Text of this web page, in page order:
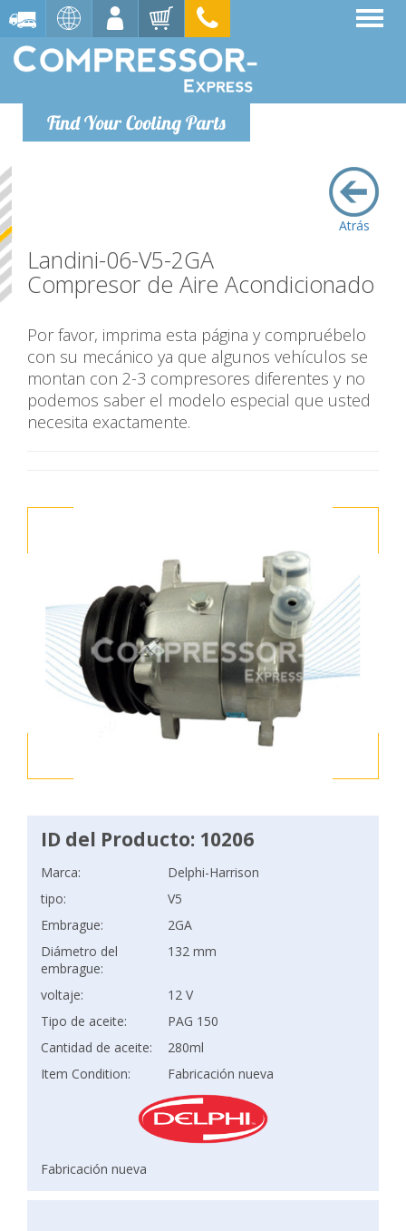
Find Your Cooling Parts
Atrás
Landini-06-V5-2GA
Compresor de Aire Acondicionado
Por favor, imprima esta página y compruébelo
con su mecánico ya que algunos vehículos se
montan con 2-3 compresores diferentes y no
podemos saber el modelo especial que usted
necesita exactamente.
ID del Producto: 10206
Marca:
Delphi-Harrison
tipo:
V5
Embrague:
2GA
Diámetro del
embrague:
132 mm
voltaje:
12 V
Tipo de aceite:
PAG 150
Cantidad de aceite:
280ml
Item Condition:
Fabricación nueva
Fabricación nueva